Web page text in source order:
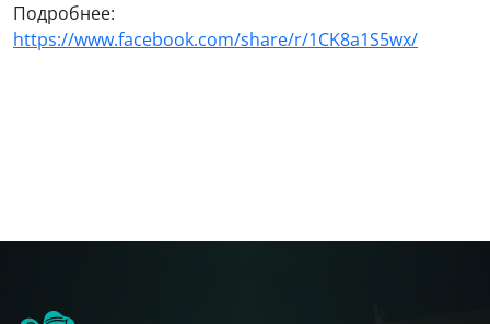
https://www.facebook.com/share/r/1CK8a1S5wx/